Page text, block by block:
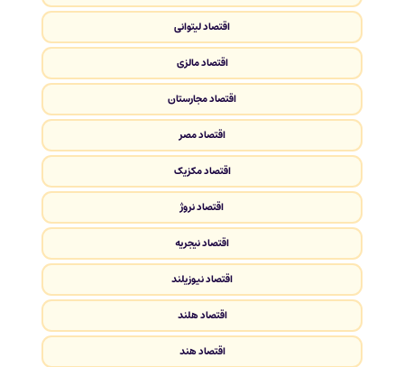
اقتصاد لیتوانی
اقتصاد مالزی
اقتصاد مجارستان
اقتصاد مصر
اقتصاد مکزیک
اقتصاد نروژ
اقتصاد نیجریه
اقتصاد نیوزیلند
اقتصاد هلند
اقتصاد هند